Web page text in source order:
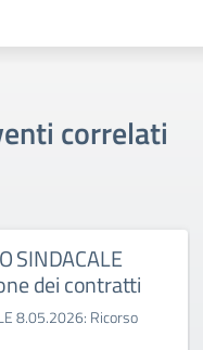
correlati
SINDACALE
dei contratti
8.05.2026: Ricorso